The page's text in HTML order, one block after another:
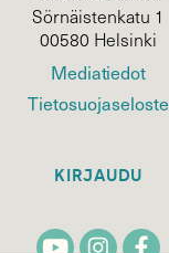
Sörnäistenkatu 1
00580 Helsinki
Mediatiedot
Tietosuojaseloste
KIRJAUDU